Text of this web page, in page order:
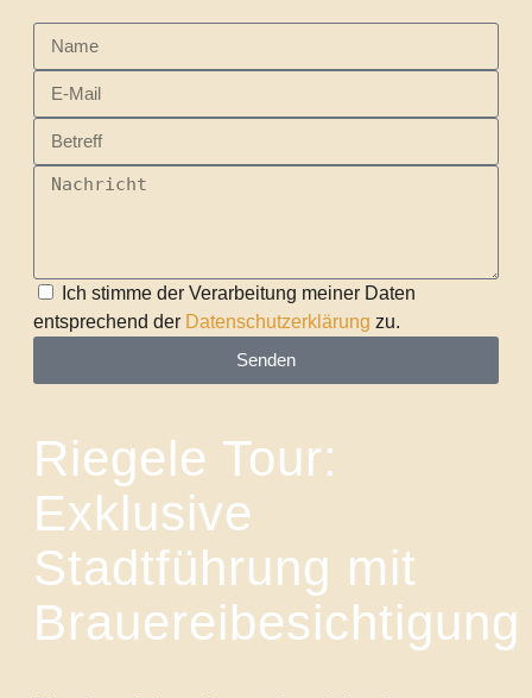
Ich stimme der Verarbeitung meiner Daten
entsprechend der Datenschutzerklärung zu.
Senden
Riegele Tour:
Exklusive
Stadtführung mit
Brauereibesichtigung